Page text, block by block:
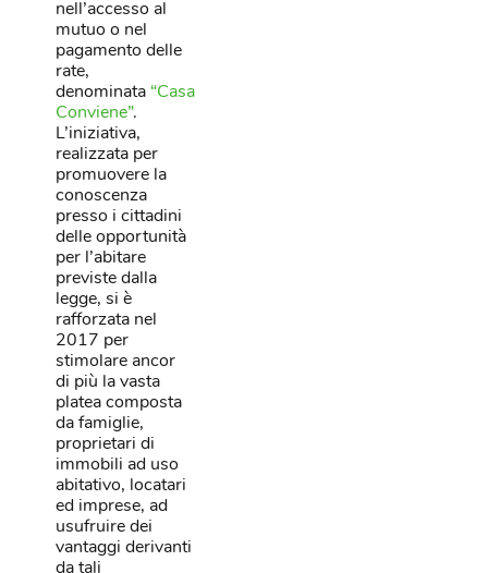
nell’accesso al
mutuo o nel
pagamento delle
rate,
denominata “Casa
Conviene”.
L’iniziativa,
realizzata per
promuovere la
conoscenza
presso i cittadini
delle opportunità
per l’abitare
previste dalla
legge, si è
rafforzata nel
2017 per
stimolare ancor
di più la vasta
platea composta
da famiglie,
proprietari di
immobili ad uso
abitativo, locatari
ed imprese, ad
usufruire dei
vantaggi derivanti
da tali